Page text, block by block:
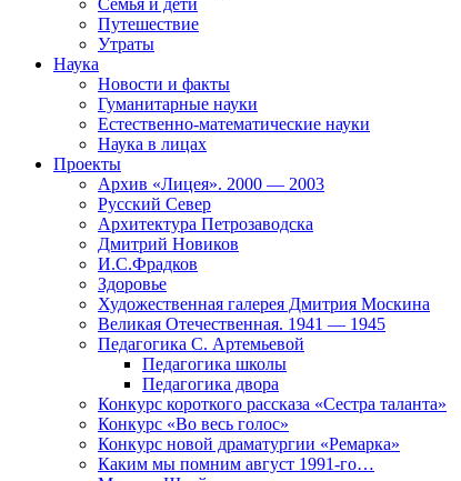
Путешествие
Утраты
Наука
Новости и факты
Гуманитарные науки
Естественно-математические науки
Наука в лицах
Проекты
Архив «Лицея». 2000 — 2003
Русский Север
Архитектура Петрозаводска
Дмитрий Новиков
И.С.Фрадков
Здоровье
Художественная галерея Дмитрия Москина
Великая Отечественная. 1941 — 1945
Педагогика С. Артемьевой
Педагогика школы
Педагогика двора
Конкурс короткого рассказа «Сестра таланта»
Конкурс «Во весь голос»
Конкурс новой драматургии «Ремарка»
Каким мы помним август 1991-го…